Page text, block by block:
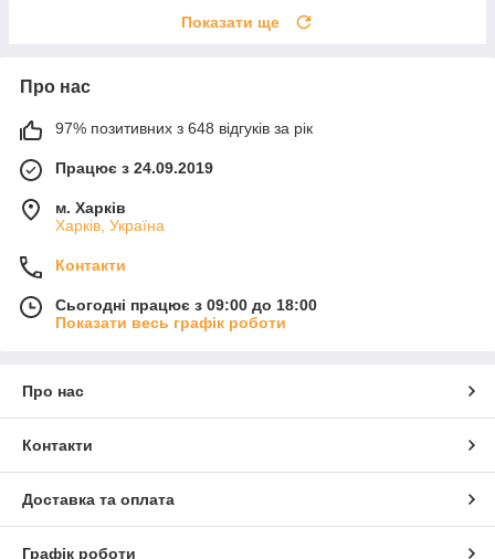
Показати ще
Про нас
97% позитивних з 648 відгуків за рік
Працює з 24.09.2019
м. Харків
Харків, Україна
Контакти
Сьогодні працює з 09:00 до 18:00
Показати весь графік роботи
Про нас
Контакти
Доставка та оплата
Графік роботи